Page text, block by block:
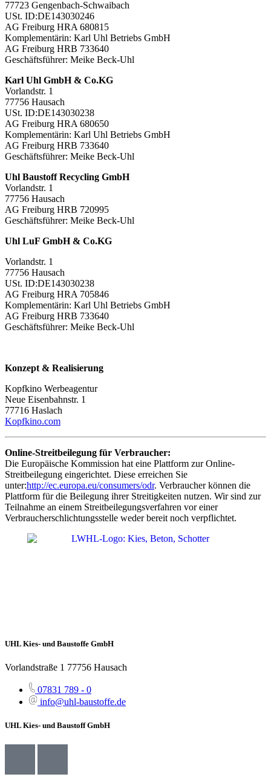
77723 Gengenbach-Schwaibach
USt. ID:DE143030246
AG Freiburg HRA 680815
Komplementärin: Karl Uhl Betriebs GmbH
AG Freiburg HRB 733640
Geschäftsführer: Meike Beck-Uhl
Karl Uhl GmbH & Co.KG
Vorlandstr. 1
77756 Hausach
USt. ID:DE143030238
AG Freiburg HRA 680650
Komplementärin: Karl Uhl Betriebs GmbH
AG Freiburg HRB 733640
Geschäftsführer: Meike Beck-Uhl
Uhl Baustoff Recycling GmbH
Vorlandstr. 1
77756 Hausach
AG Freiburg HRB 720995
Geschäftsführer: Meike Beck-Uhl
Uhl LuF GmbH & Co.KG
Vorlandstr. 1
77756 Hausach
USt. ID:DE143030238
AG Freiburg HRA 705846
Komplementärin: Karl Uhl Betriebs GmbH
AG Freiburg HRB 733640
Geschäftsführer: Meike Beck-Uhl
Konzept & Realisierung
Kopfkino Werbeagentur
Neue Eisenbahnstr. 1
77716 Haslach
Kopfkino.com
Online-Streitbeilegung für Verbraucher:
Die Europäische Kommission hat eine Plattform zur Online-
Streitbeilegung eingerichtet. Diese erreichen Sie
unter:http://ec.europa.eu/consumers/odr. Verbraucher können die
Plattform für die Beilegung ihrer Streitigkeiten nutzen. Wir sind zur
Teilnahme an einem Streitbeilegungsverfahren vor einer
Verbraucherschlichtungsstelle weder bereit noch verpflichtet.
UHL Kies- und Baustoffe GmbH
Vorlandstraße 1 77756 Hausach
07831 789 - 0
info@uhl-baustoffe.de
UHL Kies- und Baustoff GmbH